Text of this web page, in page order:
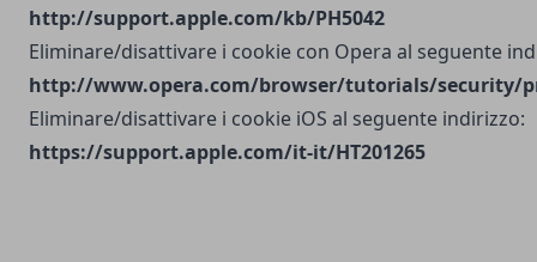
http://support.apple.com/kb/PH5042
Eliminare/disattivare i cookie con Opera al seguente
http://www.opera.com/browser/tutorials/security/
Eliminare/disattivare i cookie iOS al seguente indirizzo:
https://support.apple.com/it-it/HT201265